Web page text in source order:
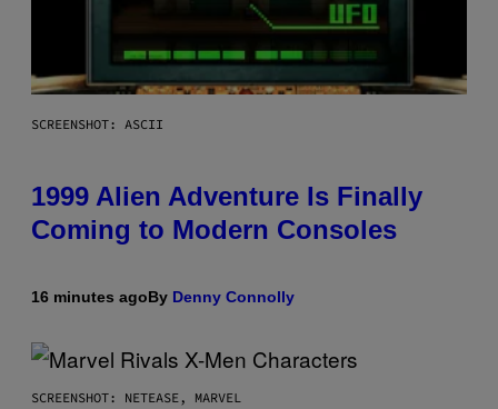
SCREENSHOT: ASCII
1999 Alien Adventure Is Finally
Coming to Modern Consoles
16 minutes agoBy Denny Connolly
SCREENSHOT: NETEASE, MARVEL